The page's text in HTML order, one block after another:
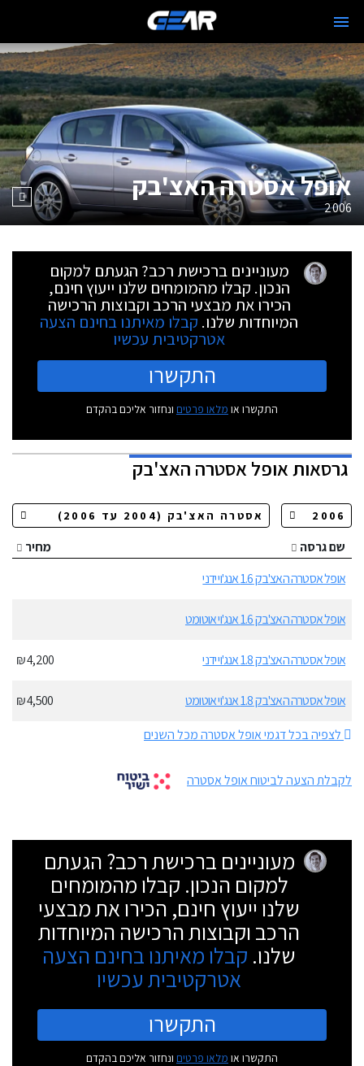
אופל אסטרה האצ'בק
2006
מעוניינים ברכישת רכב? הגעתם למקום
הנכון. קבלו מהמומחים שלנו ייעוץ חינם,
הכירו את מבצעי הרכב וקבוצות הרכישה
המיוחדות שלנו. קבלו מאיתנו בחינם הצעה
אטרקטיבית עכשיו
התקשרו
התקשרו או מלאו פרטים ונחזור אליכם בהקדם
גרסאותאופל אסטרה האצ'בק
שם גרסה
מחיר
אופל אסטרה האצ'בק 1.6 אנג'וי ידני
אופל אסטרה האצ'בק 1.6 אנג'וי אוטומט
אופל אסטרה האצ'בק 1.8 אנג'וי ידני 4,200 ₪
אופל אסטרה האצ'בק 1.8 אנג'וי אוטומט
4,500 ₪
לצפיה בכל דגמי אופל אסטרה מכל השנים
לקבלת הצעה לביטוח אופל אסטרה
מעוניינים ברכישת רכב? הגעתם
למקום הנכון. קבלו מהמומחים
שלנו ייעוץ חינם, הכירו את מבצעי
הרכב וקבוצות הרכישה המיוחדות
שלנו. קבלו מאיתנו בחינם הצעה
אטרקטיבית עכשיו
התקשרו
התקשרו או מלאו פרטים ונחזור אליכם בהקדם